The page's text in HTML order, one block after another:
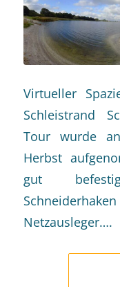
Virtueller
Schleistrand
Tour wurde
Herbst
gut
Netzausleger….